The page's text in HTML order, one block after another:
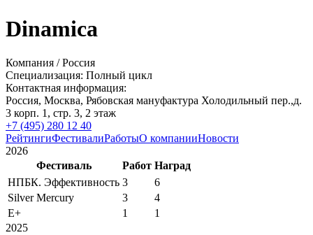
Dinamica
Компания /Россия
Специализация: Полный цикл
Контактная информация:
Россия, Москва, Рябовская мануфактура Холодильный пер.,д.
3 корп. 1, стр. 3, 2 этаж
+7 (495) 280 12 40
РейтингиФестивалиРаботыО компанииНовости
2026
Фестиваль
Работ Наград
НПБК. Эффективность 3
6
Silver Mercury
3
4
E+
1
1
2025